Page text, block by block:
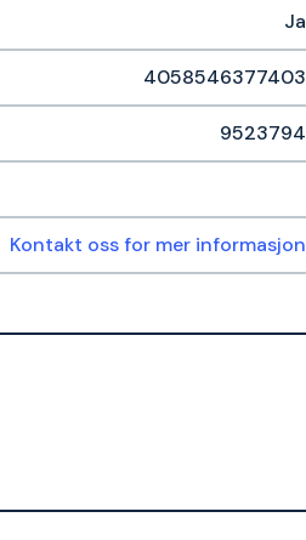
Ja
4058546377403
9523794
Kontakt oss for mer informasjon